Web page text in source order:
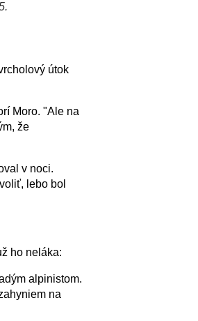
útok
Moro. "Ale na
že
v noci.
lebo bol
ho neláka:
alpinistom.
na